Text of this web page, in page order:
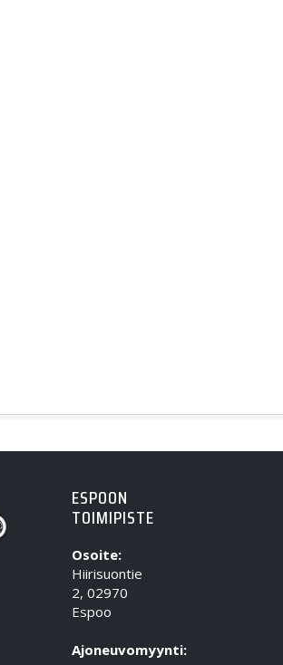
ESPOON
TOIMIPISTE
Osoite:
Hiirisuontie
2, 02970
Espoo
Ajoneuvomyynti: